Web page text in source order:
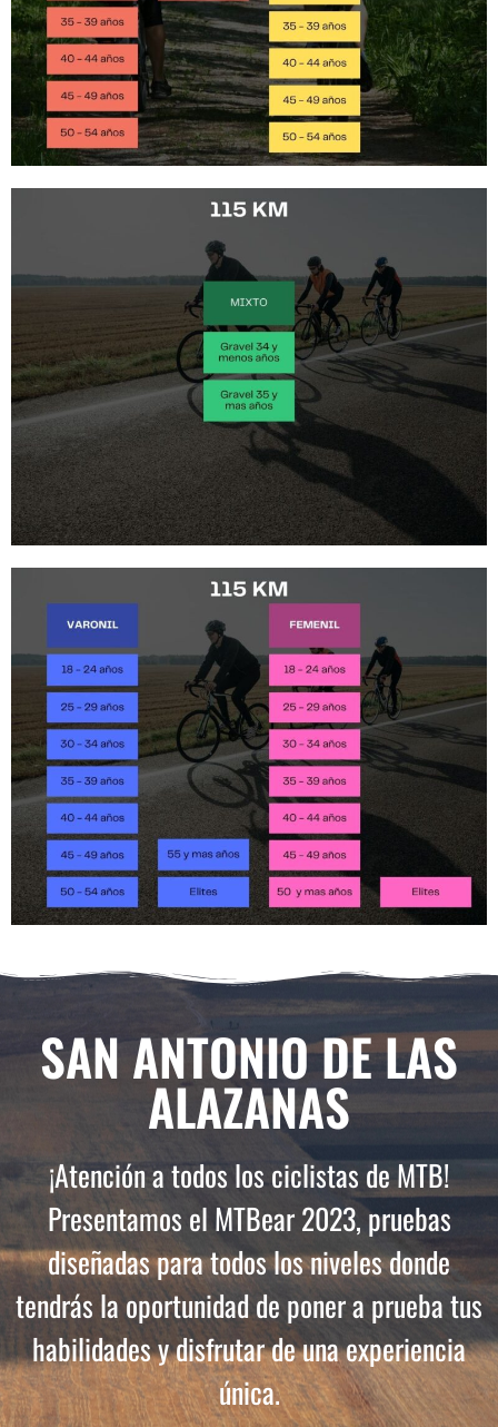
SAN ANTONIO DE LAS
ALAZANAS
¡Atención a todos los ciclistas de MTB!
Presentamos el MTBear 2023, pruebas
diseñadas para todos los niveles donde
tendrás la oportunidad de poner a prueba tus
habilidades y disfrutar de una experiencia
única.